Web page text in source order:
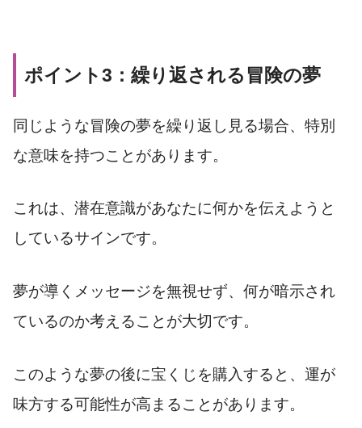
ポイント3：繰り返される冒険の夢
同じような冒険の夢を繰り返し見る場合、特別
な意味を持つことがあります。
これは、潜在意識があなたに何かを伝えようと
しているサインです。
夢が導くメッセージを無視せず、何が暗示され
ているのか考えることが大切です。
このような夢の後に宝くじを購入すると、運が
味方する可能性が高まることがあります。